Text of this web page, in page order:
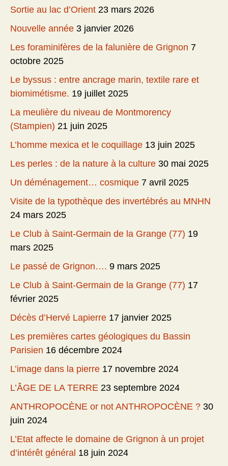
Sortie au lac d’Orient 23 mars 2026
Nouvelle année 3 janvier 2026
Les foraminifères de la falunière de Grignon 7
octobre 2025
Le byssus : entre ancrage marin, textile rare et
biomimétisme. 19 juillet 2025
La meulière du niveau de Montmorency
(Stampien) 21 juin 2025
L’homme mexica et le coquillage 13 juin 2025
Les perles : de la nature à la culture 30 mai 2025
Un déménagement… cosmique 7 avril 2025
Visite de la typothèque des invertébrés au MNHN
24 mars 2025
Le Club à Saint-Germain de la Grange (77) 19
mars 2025
Le passé de Grignon…. 9 mars 2025
Le Club à Saint-Germain de la Grange (77) 17
février 2025
Décès d’Hervé Lapierre 17 janvier 2025
Les premières cartes géologiques du Bassin
Parisien 16 décembre 2024
L’image dans la pierre 17 novembre 2024
L’ÂGE DE LA TERRE 23 septembre 2024
ANTHROPOCÈNE or not ANTHROPOCÈNE ? 30
juin 2024
L’Etat affecte le domaine de Grignon à un projet
d’intérêt général 18 juin 2024